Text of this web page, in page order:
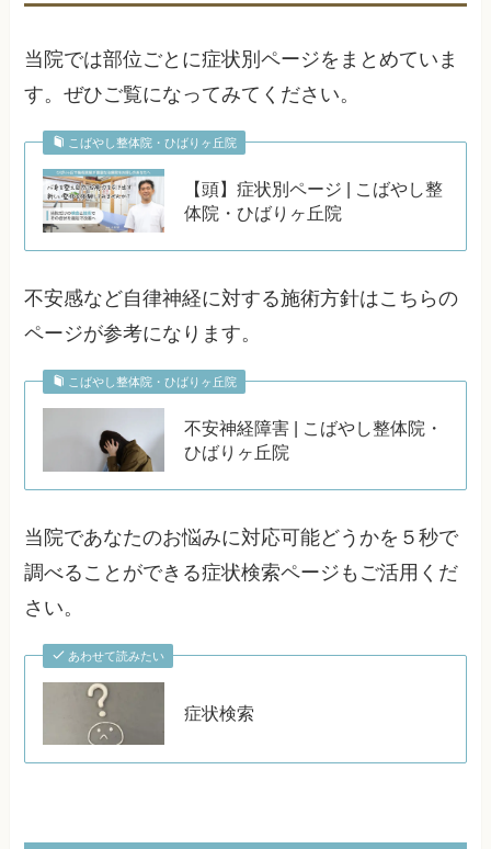
当院では部位ごとに症状別ページをまとめていま
す。ぜひご覧になってみてください。
こばやし整体院・ひばりヶ丘院
【頭】症状別ページ | こばやし整
体院・ひばりヶ丘院
不安感など自律神経に対する施術方針はこちらの
ページが参考になります。
こばやし整体院・ひばりヶ丘院
不安神経障害 | こばやし整体院・
ひばりヶ丘院
当院であなたのお悩みに対応可能どうかを５秒で
調べることができる症状検索ページもご活用くだ
さい。
あわせて読みたい
症状検索